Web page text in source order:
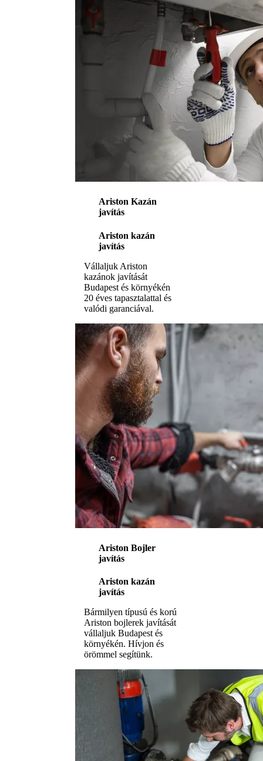
Ariston Kazán
javítás
Ariston kazán
javítás
Vállaljuk Ariston
kazánok javítását
Budapest és környékén
20 éves tapasztalattal és
valódi garanciával.
Ariston Bojler
javítás
Ariston kazán
javítás
Bármilyen típusú és korú
Ariston bojlerek javítását
vállaljuk Budapest és
környékén. Hívjon és
örömmel segítünk.